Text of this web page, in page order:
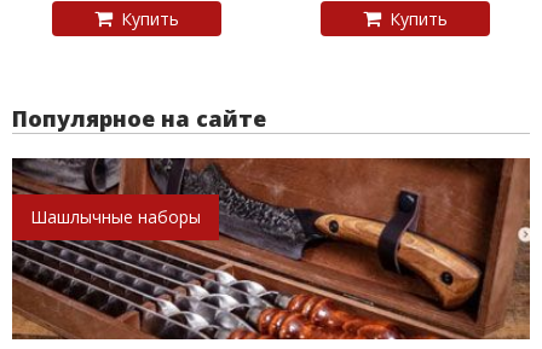
Купить Купить
Популярное на сайте
Шашлычные наборы